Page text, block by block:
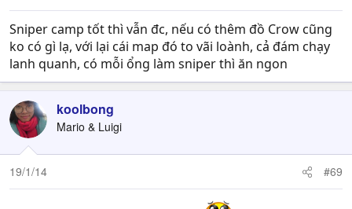
Sniper camp tốt thì vẫn đc, nếu có thêm đồ Crow cũng
ko có gì lạ, với lại cái map đó to vãi loành, cả đám chạy
lanh quanh, có mỗi ổng làm sniper thì ăn ngon
koolbong
Mario & Luigi
19/1/14 #69